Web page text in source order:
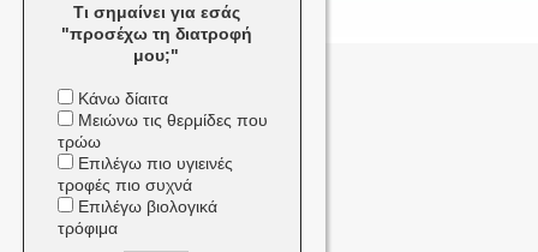
Τι σημαίνει για εσάς
"προσέχω τη διατροφή
μου;"
Κάνω δίαιτα
Μειώνω τις θερμίδες που
τρώω
Επιλέγω πιο υγιεινές
τροφές πιο συχνά
Επιλέγω βιολογικά
τρόφιμα